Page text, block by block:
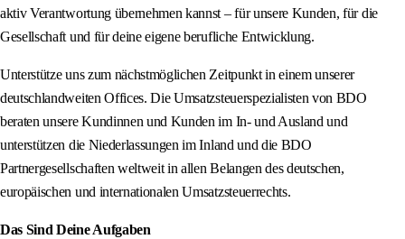
aktiv Verantwortung übernehmen kannst – für unsere Kunden, für die
Gesellschaft und für deine eigene berufliche Entwicklung.
Unterstütze uns zum nächstmöglichen Zeitpunkt in einem unserer
deutschlandweiten Offices. Die Umsatzsteuerspezialisten von BDO
beraten unsere Kundinnen und Kunden im In- und Ausland und
unterstützen die Niederlassungen im Inland und die BDO
Partnergesellschaften weltweit in allen Belangen des deutschen,
europäischen und internationalen Umsatzsteuerrechts.
Das Sind Deine Aufgaben